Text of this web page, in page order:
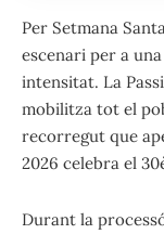
Per Setmana
escenari per a
intensitat. La
mobilitza tot el
recorregut que
2026 celebra el
Durant la